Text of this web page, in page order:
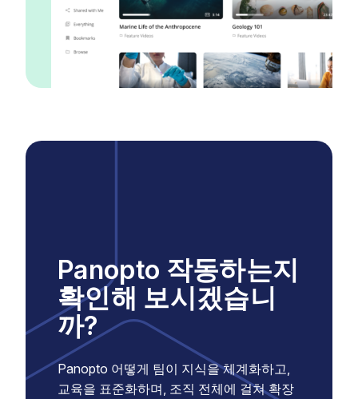
Panopto 작동하는지
확인해 보시겠습니
까?
Panopto 어떻게 팀이 지식을 체계화하고,
교육을 표준화하며, 조직 전체에 걸쳐 확장